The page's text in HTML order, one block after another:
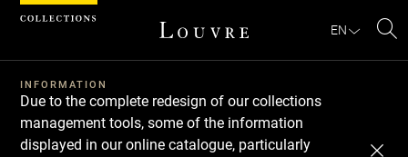
EN
INFORMATION
Due to the complete redesign of our collections
management tools, some of the information
displayed in our online catalogue, particularly
Cookies management panel